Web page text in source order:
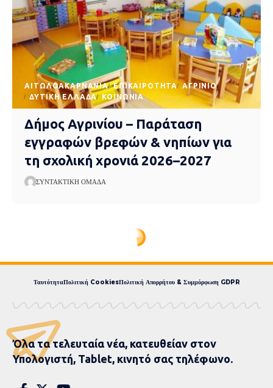
AΙΤΩΛΟΑΚΑΡΝΑΝΊΑ EΠΙΚΑΙΡΌΤΗΤΑ
ΑΓΡΊΝΙΟ
ΔΥΤΙΚΉ ΕΛΛΆΔΑ
ΚΟΙΝΩΝΊΑ
Δήμος Αγρινίου – Παράταση
εγγραφών βρεφών & νηπίων για
τη σχολική χρονιά 2026–2027
ΣΥΝΤΑΚΤΙΚΉ ΟΜΆΔΑ
ΤαυτότηταΠολιτική CookiesΠολιτική Απορρήτου & Συμμόρφωση GDPR
Όλα τα τελευταία νέα, κατευθείαν στον
Υπολογιστή, Tablet, κινητό σας τηλέφωνο.